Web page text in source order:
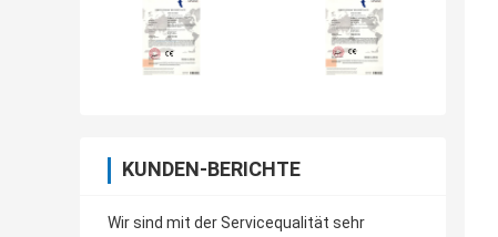
KUNDEN-BERICHTE
Wir sind mit der Servicequalität sehr